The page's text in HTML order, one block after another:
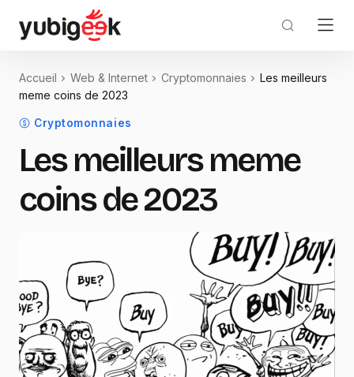
Accueil Web & Internet Cryptomonnaies
Les meilleurs
meme coins de 2023
Cryptomonnaies
Les meilleurs meme
coins de 2023